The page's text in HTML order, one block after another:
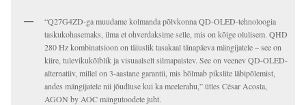
“Q27G4ZD-ga muudame kolmanda põlvkonna QD-OLED-tehnoloogia
taskukohasemaks, ilma et ohverdaksime selle, mis on kõige olulisem. QHD
280 Hz kombinatsioon on täiuslik tasakaal tänapäeva mängijatele – see on
kiire, tulevikukõlblik ja visuaalselt silmapaistev. See on veenev QD-OLED-
alternatiiv, millel on 3-aastane garantii, mis hõlmab pikslite läbipõlemist,
andes mängijatele nii jõudluse kui ka meelerahu,” ütles César Acosta,
AGON by AOC mängutoodete juht.